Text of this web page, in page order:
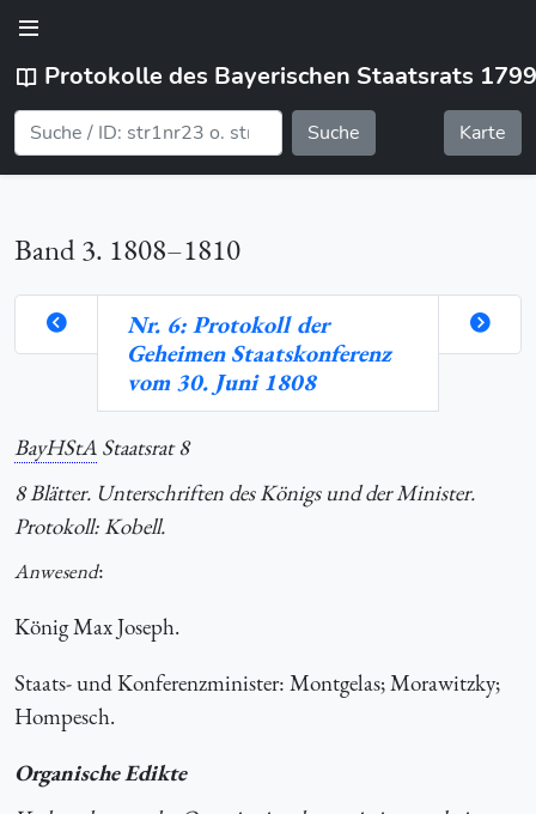
Protokolle des Bayerischen Staatsrats
Suche Karte
Band 3. 1808–1810
Nr. 6: Protokoll der
Geheimen Staatskonferenz
vom 30. Juni 1808
BayHStA Staatsrat 8
8 Blätter. Unterschriften des Königs und der Minister.
Protokoll: Kobell.
Anwesend:
König Max Joseph.
Staats- und Konferenzminister: Montgelas; Morawitzky;
Hompesch.
Organische Edikte